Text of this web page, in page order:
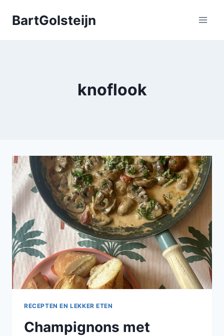
naarBartGolsteijn
knoflook
RECEPTEN EN LEKKER ETEN
Champignons met